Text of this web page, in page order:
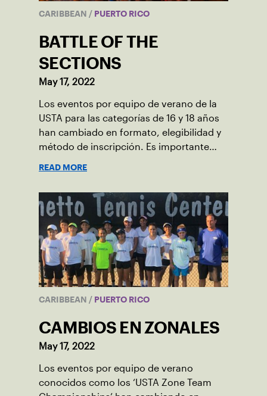
CARIBBEAN / PUERTO RICO
BATTLE OF THE
SECTIONS
May 17, 2022
Los eventos por equipo de verano de la
USTA para las categorías de 16 y 18 años
han cambiado en formato, elegibilidad y
método de inscripción. Es importante
READ MORE
CARIBBEAN / PUERTO RICO
CAMBIOS EN ZONALES
May 17, 2022
Los eventos por equipo de verano
conocidos como los ‘USTA Zone Team